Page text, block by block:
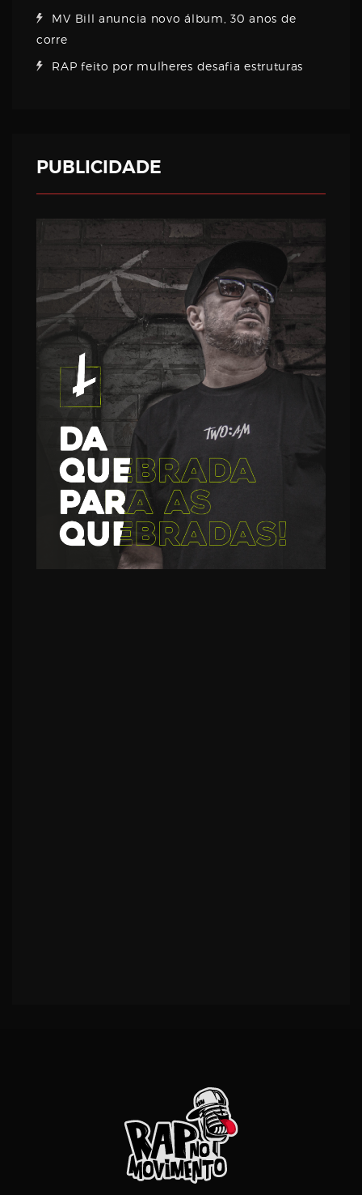
MV Bill anuncia novo álbum, 30 anos de
corre
RAP feito por mulheres desafia estruturas
PUBLICIDADE